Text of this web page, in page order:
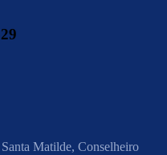
Matilde, Conselheiro